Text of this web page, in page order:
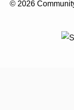
© 2026